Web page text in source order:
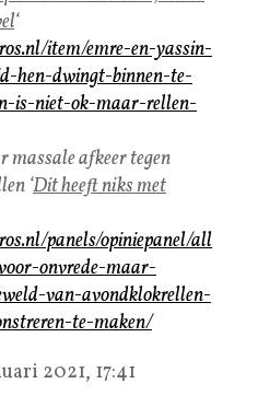
‘
item/emre-en-yassin-
hen-dwingt-binnen-te-
is-niet-ok-maar-rellen-
massale afkeer tegen
‘Dit heeft niks met
panels/opiniepanel/all
onvrede-maar-
van-avondklokrellen-
te-maken/
2021, 17:41